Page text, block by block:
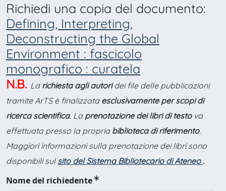
Richiedi una copia del documento:
Defining, Interpreting,
Deconstructing the Global
Environment : fascicolo
monografico : curatela
N.B. La richiesta agli autoridei file delle pubblicazioni
tramite ArTS è finalizzata esclusivamente per scopi di
ricerca scientifica. La prenotazione dei libri di testova
effettuata presso la propria biblioteca di riferimento.
Maggiori informazioni sulla prenotazione dei libri sono
disponibili sul sito del Sistema Bibliotecario di Ateneo .
Nome del richiedente